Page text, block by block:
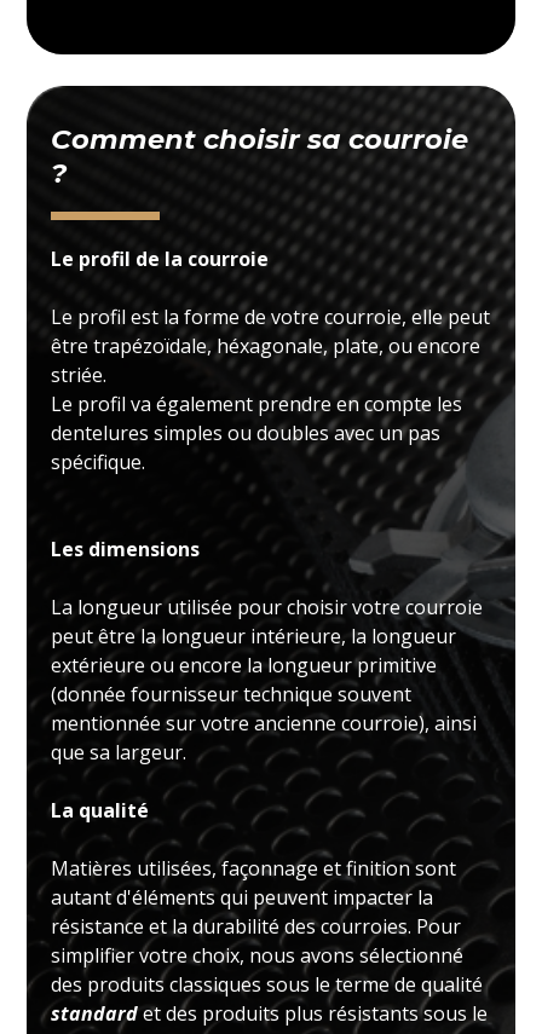
Comment choisir sa courroie
?
Le profil de la courroie
Le profil est la forme de votre courroie, elle peut
être trapézoïdale, héxagonale, plate, ou encore
striée.
Le profil va également prendre en compte les
dentelures simples ou doubles avec un pas
spécifique.
Les dimensions
La longueur utilisée pour choisir votre courroie
peut être la longueur intérieure, la longueur
extérieure ou encore la longueur primitive
(donnée fournisseur technique souvent
mentionnée sur votre ancienne courroie), ainsi
que sa largeur.
La qualité
Matières utilisées, façonnage et finition sont
autant d'éléments qui peuvent impacter la
résistance et la durabilité des courroies. Pour
simplifier votre choix, nous avons sélectionné
des produits classiques sous le terme de qualité
standardet des produits plus résistants sous le